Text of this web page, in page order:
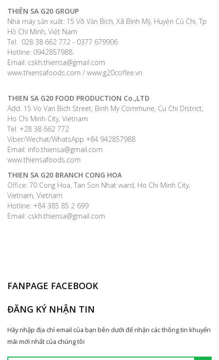
THIÊN SA G20 GROUP
Nhà máy sản xuất: 15 Võ Văn Bích, Xã Bình Mỹ, Huyện Củ Chi, Tp
Hồ Chí Minh, Việt Nam
Tel: 028 38 662 772 - 0377 679906
Hotline: 0942857988.
Email: cskh.thiensa@gmail.com
www.thiensafoods.com / www.g20coffee.vn
THIEN SA G20 FOOD PRODUCTION Co.,LTD
Add: 15 Vo Van Bich Street, Binh My Commune, Cu Chi District,
Ho Chi Minh City, Vietnam
Tel: +28 38 662 772
Viber/Wechat/WhatsApp +84 942857988
Email: info.thiensa@gmail.com
www.thiensafoods.com
THIEN SA G20 BRANCH CONG HOA
Office: 70 Cong Hoa, Tan Son Nhat ward, Ho Chi Minh City,
Vietnam, Vietnam
Hotline: +84 385 85 2 699
Email: cskh.thiensa@gmail.com
FANPAGE FACEBOOK
ĐĂNG KÝ NHẬN TIN
Hãy nhập địa chỉ email của bạn bên dưới để nhận các thông tin khuyến
mãi mới nhất của chúng tôi